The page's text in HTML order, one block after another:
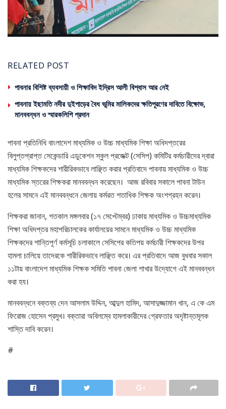
RELATED POST
পাবনার বিশিষ্ট ব্যবসায়ী ও শিক্ষাবিদ ইদ্রিস আলী বিশ্বাস আর নেই
পাবনায় ইছামতি নদীর দুইপাড়ের বৈধ ভূমির মালিকদের ক্ষতিপূরণের দাবিতে বিক্ষোভ,
মানববন্ধন ও স্মারকলিপি প্রদান
পাবনা প্রতিনিধি বাংলাদেশ মাধ্যমিক ও উচ্চ মাধ্যমিক শিক্ষা অধিদপ্তরের
বিলুপ্তপ্রাপ্ত সেকেন্ডারি এডুকেশন স্কুল প্রজেক্ট (সেসিপ) কমিটির কর্মচারীদের দ্বারা
মাধ্যমিক শিক্ষকদের শারীরিকভাবে লাঞ্ছিত করার প্রতিবাদে পাবনায় মাধ্যমিক ও উচ্চ
মাধ্যমিক স্তরের শিক্ষকরা মানববন্ধন করেছেন। আজ রবিবার সকালে পাবনা টাউন
হলের সামনে এই মানববন্ধনে জেলায় কর্মরত শতাধিক শিক্ষক অংশগ্রহন করেন।
শিক্ষকরা জানান, গতকাল মঙ্গলবার (১৭ সেপ্টেম্বর) ঢাকায় মাধ্যমিক ও উচ্চমাধ্যমিক
শিক্ষা অধিদপ্তর মহাপরিচালকের কার্যালয়ের সামনে মাধ্যমিক ও উচ্চ মাধ্যমিক
শিক্ষকদের শান্তিপূর্ণ কর্মসূচি চলাকালে সেসিপের কতিপয় কর্মচারী শিক্ষকদের উপর
হামলা চালিয়ে তাদেরকে শারীরিকভাবে লাঞ্ছিত করে। এর প্রতিবাদে আজ বুধবার সকাল
১১টায় বাংলাদেশ মাধ্যমিক শিক্ষক সমিতি পাবনা জেলা শাখার উদ্যোগে এই মানববন্ধন
করা হয।
মানববন্ধনে বক্তব্য দেন আসলাম উদ্দিন, আব্দুল হামিদ, আসাদুজ্জামান খান, এ কে এম
ফিরোজ হোসেন প্রমুখ। বক্তারা অবিলম্বে হামলাকারীদের গ্রেফতার অদৃষ্টান্তমূলক
শাস্তি দাবি করেন।
#